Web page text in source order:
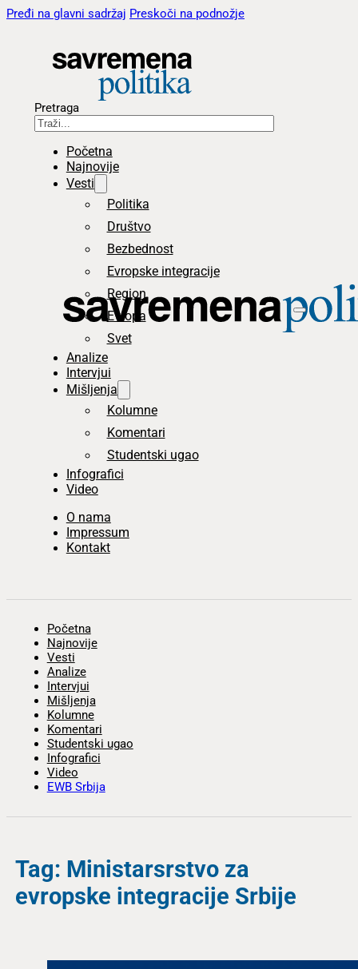
Pređi na glavni sadržaj Preskoči na podnožje
Pretraga
Početna
Najnovije
Vesti
Politika
Društvo
Bezbednost
Evropske integracije
Region
Evropa
Svet
Analize
Intervjui
Mišljenja
Kolumne
Komentari
Studentski ugao
Infografici
Video
O nama
Impressum
Kontakt
Početna
Najnovije
Vesti
Analize
Intervjui
Mišljenja
Kolumne
Komentari
Studentski ugao
Infografici
Video
EWB Srbija
Tag: Ministarsrstvo za
evropske integracije Srbije